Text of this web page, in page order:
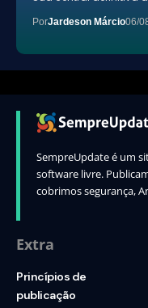
PorJardeson Márcio06/
SempreUpdate é um
software livre.
cobrimos segurança,
Extra
Princípios de
publicação